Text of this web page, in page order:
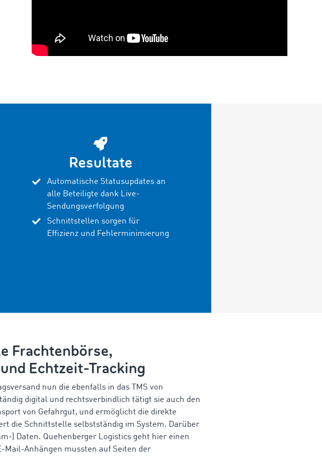
Resultate
Automatische Statusupdates an
alle Beteiligte dank Live-
Sendungsverfolgung
Schnittstellen sorgen für
Effizienz und Fehlerminimierung
Frachtenbörse,
Echtzeit-Tracking
nun die ebenfalls in das TMS von
digital und rechtsverbindlich tätigt sie auch den
von Gefahrgut, und ermöglicht die direkte
die Schnittstelle selbstständig im System. Darüber
) Daten. Quehenberger Logistics geht hier einen
Mail-Anhängen mussten auf Seiten der